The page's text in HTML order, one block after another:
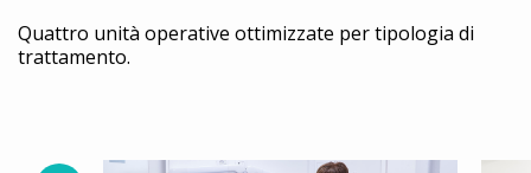
Quattro unità operative ottimizzate per tipologia di
trattamento.